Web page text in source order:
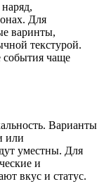
Для
варинты,
текстурой.
события чаще
Варианты
или
уместны. Для
и
вкус и статус.